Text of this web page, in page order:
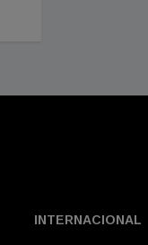
INTERNACIONAL